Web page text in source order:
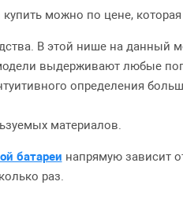
можно по цене,
В этой нише на данный
выдерживают любые
определения
материалов.
батареи напрямую зависит
раз.